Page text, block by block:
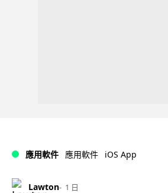
應用軟件 應用軟件 iOS App
Lawton 1 日